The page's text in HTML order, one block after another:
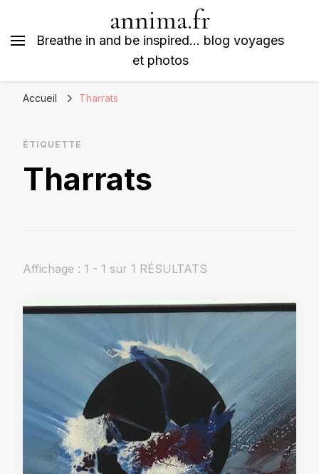
annima.fr
Breathe in and be inspired… blog voyages
et photos
Accueil Tharrats
ÉTIQUETTE
Tharrats
Affichage : 1 - 1 sur 1 RÉSULTATS